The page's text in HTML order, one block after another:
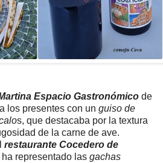
Espacio Gastronómico de
los presentes con un guiso de
s, que destacaba por la textura
de la carne de ave.
restaurante Cocedero de
ha representado las gachas